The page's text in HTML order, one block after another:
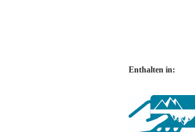
Enthalten in: